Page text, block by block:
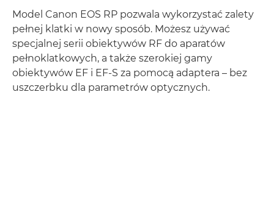
Model Canon EOS RP pozwala wykorzystać zalety
pełnej klatki w nowy sposób. Możesz używać
specjalnej serii obiektywów RF do aparatów
pełnoklatkowych, a także szerokiej gamy
obiektywów EF i EF-S za pomocą adaptera – bez
uszczerbku dla parametrów optycznych.